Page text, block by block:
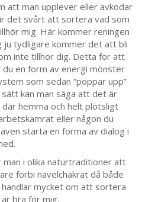
att man upplever eller avkodar
det svårt att sortera vad som
mig. Här kommer reningen
ju tydligare kommer det att bli
inte tillhör dig. Detta för att
du en form av energi mönster
som sedan ”poppar upp”
kan man säga att det är
hemma och helt plötsligt
eller någon du
starta en forma av dialog i
i olika naturtraditioner att
förbi navelchakrat då både
mycket om att sortera
bra för mig.